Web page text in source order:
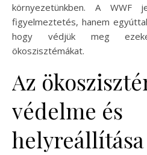
környezetünkben. A WWF
figyelmeztetés, hanem
hogy védjük meg
ökoszisztémákat.
Az
védelme és
helyreállítása